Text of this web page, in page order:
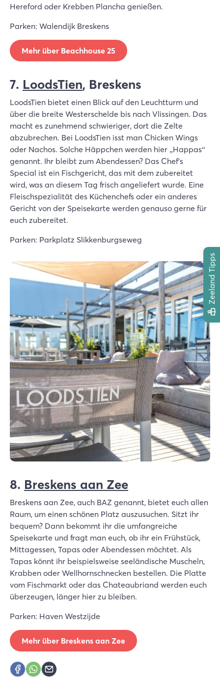
Hereford oder Krebben Plancha genießen.
Parken: Walendijk Breskens
Mehr über Beachhouse 25
7. LoodsTien, Breskens
LoodsTien bietet einen Blick auf den Leuchtturm und
über die breite Westerschelde bis nach Vlissingen. Das
macht es zunehmend schwieriger, dort die Zelte
abzubrechen. Bei LoodsTien isst man Chicken Wings
oder Nachos. Solche Häppchen werden hier „Happas“
genannt. Ihr bleibt zum Abendessen? Das Chef's
Special ist ein Fischgericht, das mit dem zubereitet
wird, was an diesem Tag frisch angeliefert wurde. Eine
Fleischspezialität des Küchenchefs oder ein anderes
Gericht von der Speisekarte werden genauso gerne für
euch zubereitet.
Parken: Parkplatz Slikkenburgseweg
8. Breskens aan Zee
Breskens aan Zee, auch BAZ genannt, bietet euch allen
Raum, um einen schönen Platz auszusuchen. Sitzt ihr
bequem? Dann bekommt ihr die umfangreiche
Speisekarte und fragt man euch, ob ihr ein Frühstück,
Mittagessen, Tapas oder Abendessen möchtet. Als
Tapas könnt ihr beispielsweise seeländische Muscheln,
Krabben oder Wellhornschnecken bestellen. Die Platte
vom Fischmarkt oder das Chateaubriand werden euch
überzeugen, länger hier zu bleiben.
Parken: Haven Westzijde
Mehr über Breskens aan Zee
Zeeland Tipps